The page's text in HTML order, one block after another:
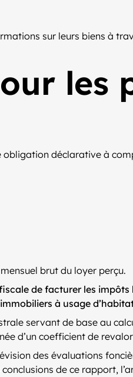
sur leurs biens à
les
déclarative à
brut du loyer perçu.
de facturer les
à usage
servant de base au
d’un coefficient de
des évaluations
de ce rapport,